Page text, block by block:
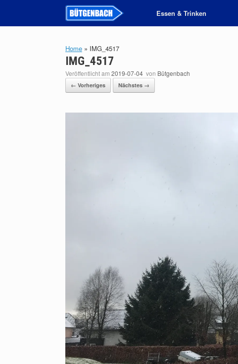
Essen & Trinken
Home » IMG_4517
IMG_4517
Veröffentlicht am 2019-07-04 von Bütgenbach
← Vorheriges Nächstes →